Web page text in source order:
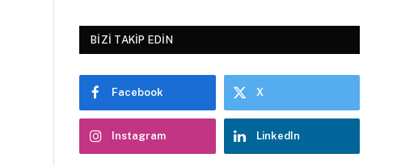
BIZI TAKIP EDIN
Facebook X
Instagram LinkedIn